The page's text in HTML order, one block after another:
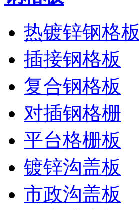
热镀锌钢格板
插接钢格板
复合钢格板
对插钢格栅
平台格栅板
镀锌沟盖板
市政沟盖板